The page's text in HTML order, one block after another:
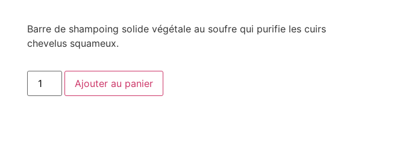
Barre de shampoing solide végétale au soufre qui purifie les cuirs
chevelus squameux.
Ajouter au panier